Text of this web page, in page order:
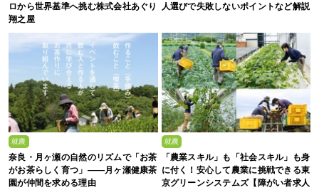
ロから世界基準へ挑む株式会社あぐり
翔之屋
人選びで失敗しないポイントなど解説
就農
奈良・月ヶ瀬の自然のリズムで「お茶
がお茶らしく育つ」――月ヶ瀬健康茶
園が仲間を求める理由
就農
「農業スキル」も「社会スキル」も身
に付く！安心して農業に挑戦できる東
京グリーンシステムズ【障がい者求人